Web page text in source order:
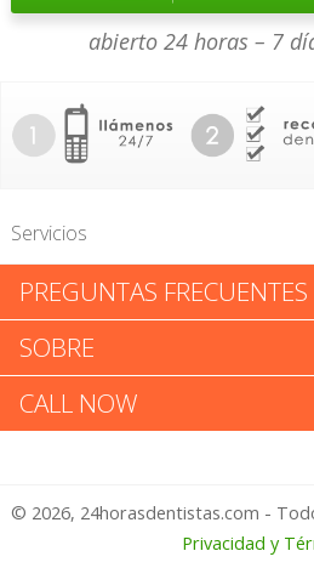
abierto 24 horas – 7
Servicios
Mottolese & Mottolese
Mottolese &
Califica tu
1 – No Feliz
PREGUNTAS FRECUENTES
SOBRE
CALL NOW
© 2026, 24horasdentistas.com -
Privacidad y